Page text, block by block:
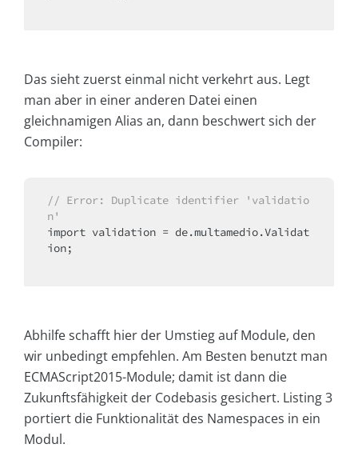
Das sieht zuerst einmal nicht verkehrt aus. Legt
man aber in einer anderen Datei einen
gleichnamigen Alias an, dann beschwert sich der
Compiler:
// Error: Duplicate identifier 'validatio
n'
import validation = de.multamedio.Validat
ion;
Abhilfe schafft hier der Umstieg auf Module, den
wir unbedingt empfehlen. Am Besten benutzt man
ECMAScript2015-Module; damit ist dann die
Zukunftsfähigkeit der Codebasis gesichert. Listing 3
portiert die Funktionalität des Namespaces in ein
Modul.